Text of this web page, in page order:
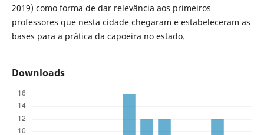
2019) como forma de dar relevância aos primeiros
professores que nesta cidade chegaram e estabeleceram as
bases para a prática da capoeira no estado.
Downloads